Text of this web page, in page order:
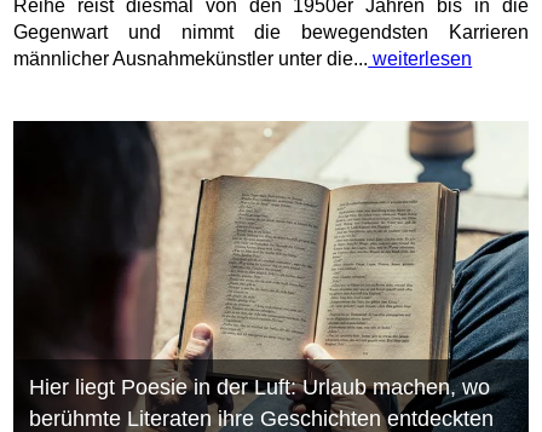
Reihe reist diesmal von den 1950er Jahren bis in die
Gegenwart und nimmt die bewegendsten Karrieren
männlicher Ausnahmekünstler unter die... weiterlesen
Hier liegt Poesie in der Luft: Urlaub machen, wo
berühmte Literaten ihre Geschichten entdeckten